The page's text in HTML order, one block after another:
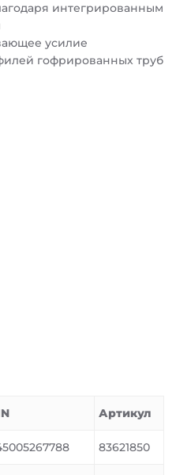
интегрированным
усилие
гофрированных труб
Артикул
83621850